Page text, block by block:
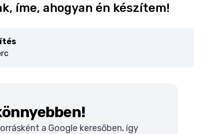
íme, ahogyan én készítem!
a Google keresőben, így